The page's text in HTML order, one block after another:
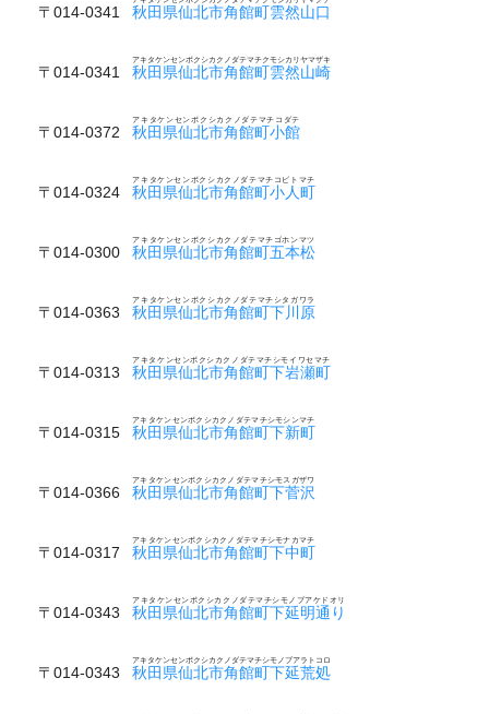
〒014-0341 秋田県仙北市角館町雲然山口
〒014-0341 秋田県仙北市角館町雲然山崎
アキタケンセンボクシカクノダテマチクモシカリヤマザキ
〒014-0372 秋田県仙北市角館町小館
アキタケンセンボクシカクノダテマチコダテ
〒014-0324 秋田県仙北市角館町小人町
アキタケンセンボクシカクノダテマチコビトマチ
〒014-0300 秋田県仙北市角館町五本松
アキタケンセンボクシカクノダテマチゴホンマツ
〒014-0363 秋田県仙北市角館町下川原
アキタケンセンボクシカクノダテマチシタガワラ
〒014-0313 秋田県仙北市角館町下岩瀬町
アキタケンセンボクシカクノダテマチシモイワセマチ
〒014-0315 秋田県仙北市角館町下新町
アキタケンセンボクシカクノダテマチシモシンマチ
〒014-0366 秋田県仙北市角館町下菅沢
アキタケンセンボクシカクノダテマチシモスガザワ
〒014-0317 秋田県仙北市角館町下中町
アキタケンセンボクシカクノダテマチシモナカマチ
〒014-0343 秋田県仙北市角館町下延明通り
アキタケンセンボクシカクノダテマチシモノブアケドオリ
〒014-0343 秋田県仙北市角館町下延荒処
アキタケンセンボクシカクノダテマチシモノブアラトコロ